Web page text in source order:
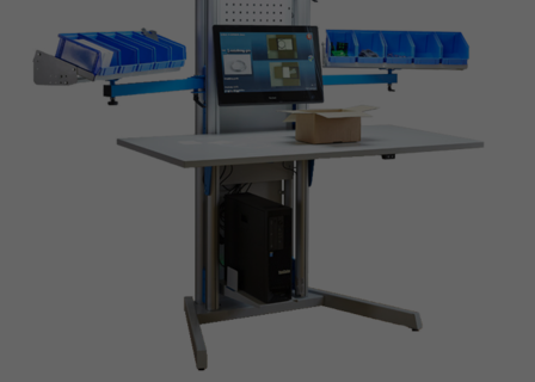
Laufzeit wenige Sekunden
Das Cookie wird gesetzt um zu
überprüfen ob der Browser erlaubt
Cookies zu setzen. Es wird direkt nach
demTest wieder gelöscht.